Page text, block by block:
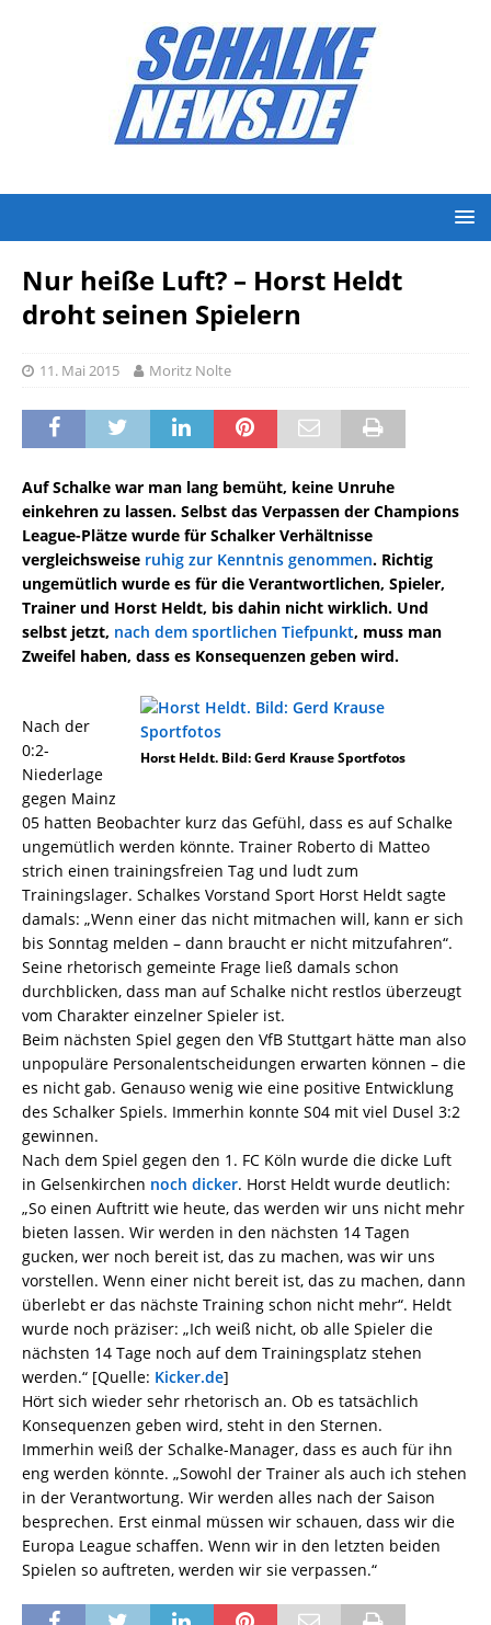
Nur heiße Luft? – Horst Heldt
droht seinen Spielern
11. Mai 2015 Moritz Nolte
Auf Schalke war man lang bemüht, keine Unruhe
einkehren zu lassen. Selbst das Verpassen der Champions
League-Plätze wurde für Schalker Verhältnisse
vergleichsweise ruhig zur Kenntnis genommen. Richtig
ungemütlich wurde es für die Verantwortlichen, Spieler,
Trainer und Horst Heldt, bis dahin nicht wirklich. Und
selbst jetzt, nach dem sportlichen Tiefpunkt, muss man
Zweifel haben, dass es Konsequenzen geben wird.
Horst Heldt. Bild: Gerd Krause Sportfotos
Nach der
0:2-
Niederlage
gegen Mainz
05 hatten Beobachter kurz das Gefühl, dass es auf Schalke
ungemütlich werden könnte. Trainer Roberto di Matteo
strich einen trainingsfreien Tag und ludt zum
Trainingslager. Schalkes Vorstand Sport Horst Heldt sagte
damals: „Wenn einer das nicht mitmachen will, kann er sich
bis Sonntag melden – dann braucht er nicht mitzufahren“.
Seine rhetorisch gemeinte Frage ließ damals schon
durchblicken, dass man auf Schalke nicht restlos überzeugt
vom Charakter einzelner Spieler ist.
Beim nächsten Spiel gegen den VfB Stuttgart hätte man also
unpopuläre Personalentscheidungen erwarten können – die
es nicht gab. Genauso wenig wie eine positive Entwicklung
des Schalker Spiels. Immerhin konnte S04 mit viel Dusel 3:2
gewinnen.
Nach dem Spiel gegen den 1. FC Köln wurde die dicke Luft
in Gelsenkirchen noch dicker. Horst Heldt wurde deutlich:
„So einen Auftritt wie heute, das werden wir uns nicht mehr
bieten lassen. Wir werden in den nächsten 14 Tagen
gucken, wer noch bereit ist, das zu machen, was wir uns
vorstellen. Wenn einer nicht bereit ist, das zu machen, dann
überlebt er das nächste Training schon nicht mehr“. Heldt
wurde noch präziser: „Ich weiß nicht, ob alle Spieler die
nächsten 14 Tage noch auf dem Trainingsplatz stehen
werden.“ [Quelle: Kicker.de]
Hört sich wieder sehr rhetorisch an. Ob es tatsächlich
Konsequenzen geben wird, steht in den Sternen.
Immerhin weiß der Schalke-Manager, dass es auch für ihn
eng werden könnte. „Sowohl der Trainer als auch ich stehen
in der Verantwortung. Wir werden alles nach der Saison
besprechen. Erst einmal müssen wir schauen, dass wir die
Europa League schaffen. Wenn wir in den letzten beiden
Spielen so auftreten, werden wir sie verpassen.“